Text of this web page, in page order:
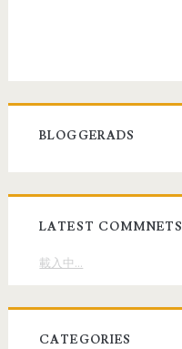
BLOGGERADS
LATEST COMMNETS
載入中…
CATEGORIES